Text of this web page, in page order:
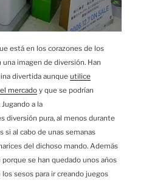
está en los corazones de los
imagen de diversión. Han
divertida aunque utilice
mercado y que se podrían
a la
diversión pura, al menos durante
si al cabo de unas semanas
del dichoso mando. Además
se han quedado unos años
sesos para ir creando juegos